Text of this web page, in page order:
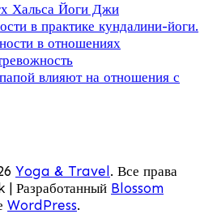
Хальса Йоги Джи
в практике кундалини-йоги.
в отношениях
влияют на отношения с
Yoga & Travel. Все права
Разработанный Blossom
WordPress.